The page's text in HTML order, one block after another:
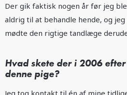
Der gik faktisk nogen år før jeg
aldrig til at behandle hende, og
mødte den rigtige tandlæge
Hvad skete der i 2006
denne pige?